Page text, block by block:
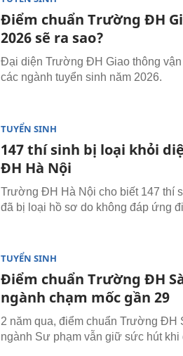
Điểm chuẩn Trường ĐH
2026 sẽ ra sao?
Đại diện Trường ĐH Giao thông
các ngành tuyển sinh năm 2026.
TUYỂN SINH
147 thí sinh bị loại khỏi
ĐH Hà Nội
Trường ĐH Hà Nội cho biết 147 thí
đã bị loại hồ sơ do không đáp ứng
TUYỂN SINH
Điểm chuẩn Trường ĐH
ngành chạm mốc gần 29
2 năm qua, điểm chuẩn Trường ĐH
ngành Sư phạm vẫn giữ sức hút khi